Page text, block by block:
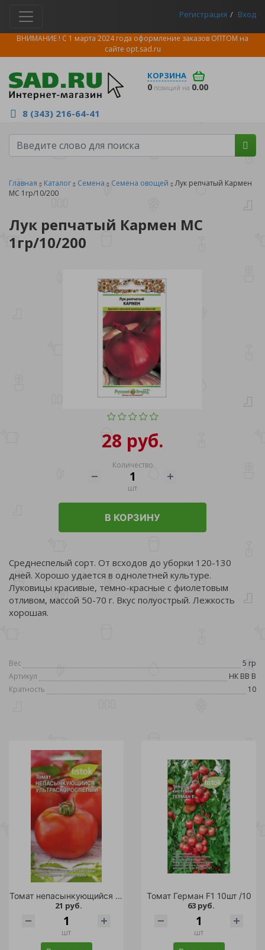
Регистрация Вход
ВНИМАНИЕ ! С 1 марта 2024 года оформление заказов ОПТОМ на
сайте opt.sad.ru
КОРЗИНА
0 позиций на 0.00
8 (343) 216-64-41
Главная Каталог Семена Семена овощей
Лук репчатый Кармен
МС 1гр/10/200
Лук репчатый Кармен МС
1гр/10/200
28 руб.
Количество
шт
В КОРЗИНУ
Среднеспелый сорт. От всходов до уборки 120-130
дней. Хорошо удается в однолетней культуре.
Луковицы красивые, темно-красные с фиолетовым
отливом, массой 50-70 г. Вкус полуострый. Лежкость
хорошая.
Вес
5 гр
Артикул
НК ВВ В
Кратность
10
Томат непасынкующийся Ультраскороспелый 20шт /10
21 руб.
шт
Томат Герман F1 10шт /10
63 руб.
шт